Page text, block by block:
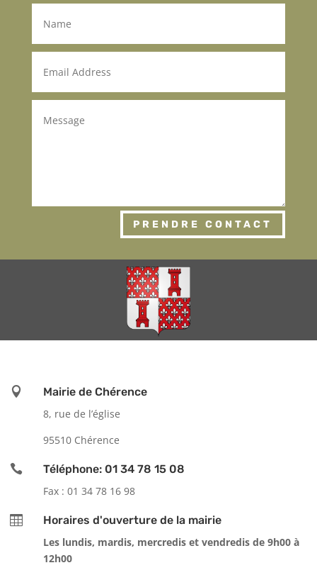
PRENDRE CONTACT

Mairie de Chérence
8, rue de l’église
95510 Chérence

Téléphone: 01 34 78 15 08
Fax : 01 34 78 16 98

Horaires d'ouverture de la mairie
Les lundis, mardis, mercredis et vendredis de 9h00 à
12h00